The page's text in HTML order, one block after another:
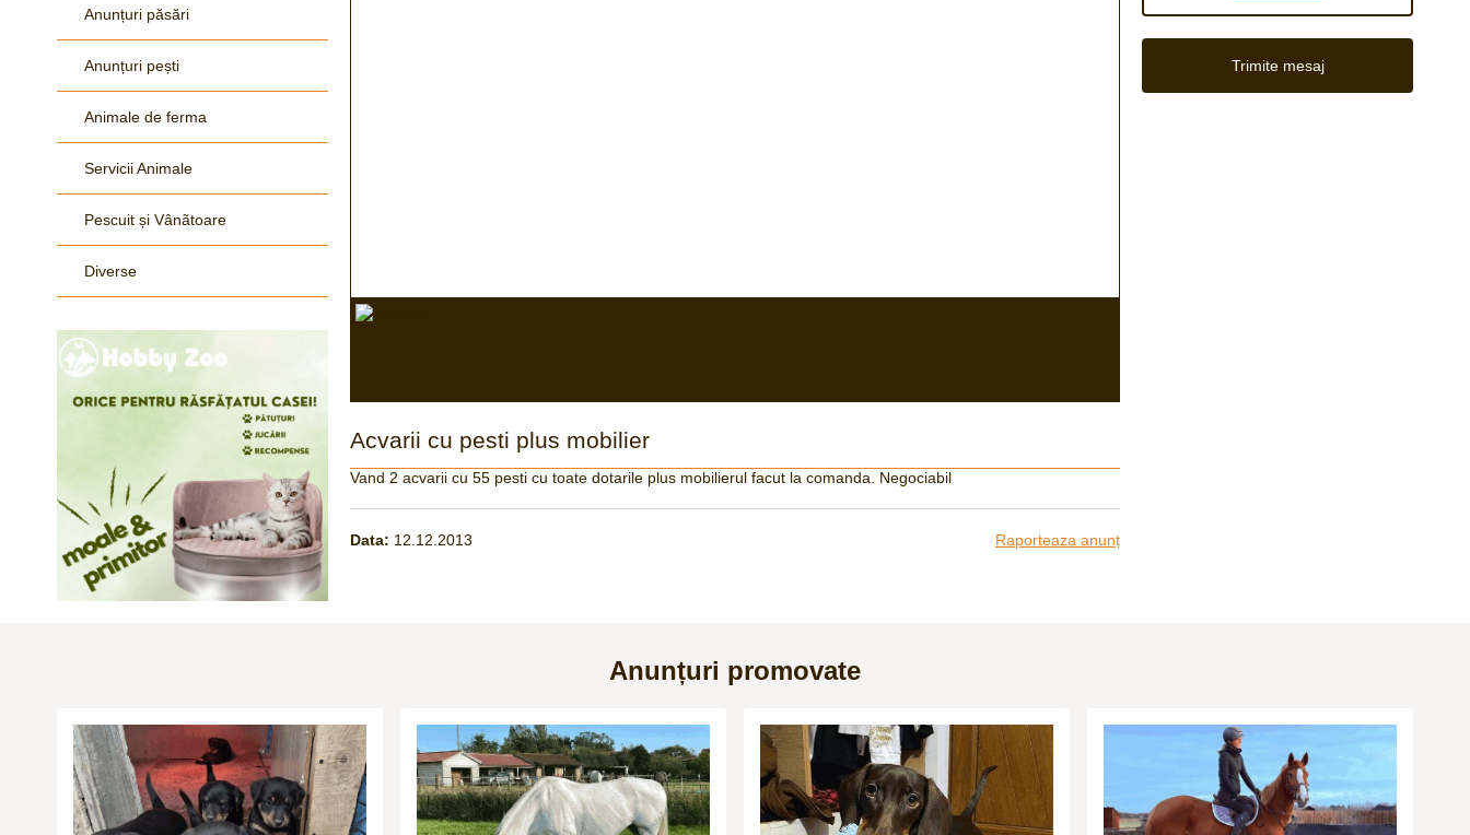
Anunțuri păsări
Anunțuri pești
Animale de ferma
Servicii Animale
Pescuit și Vânãtoare
Diverse
Acvarii cu pesti plus mobilier
Vand 2 acvarii cu 55 pesti cu toate dotarile plus mobilierul facut la comanda. Negociabil
Data: 12.12.2013 Raporteaza anunț
Trimite mesaj
Anunțuri promovate